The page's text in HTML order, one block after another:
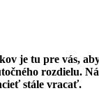
je tu pre vás,
rozdielu.
stále vracať.